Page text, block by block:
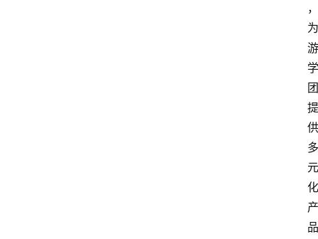
，
为
游
学
团
提
供
多
元
化
产
品